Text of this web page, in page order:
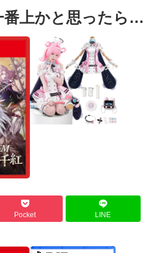
番上かと思ったら…
Pocket LINE